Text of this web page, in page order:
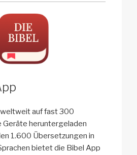
auf fast 300
Geräte heruntergeladen
1.600 Übersetzungen in
bietet die Bibel App